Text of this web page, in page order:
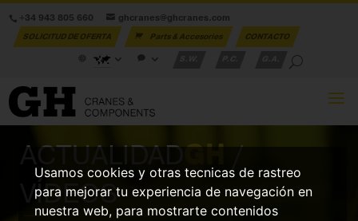
Usamos cookies y otras tecnicas de rastreo
para mejorar tu experiencia de navegación en
nuestra web, para mostrarte contenidos
+34 943 805 660 ghcranes@ghcranes.com
SOLICITUD DE OFERTA Parts & Accesories
CONTACTO
ACTUALIDAD GH /
VÍDEOS